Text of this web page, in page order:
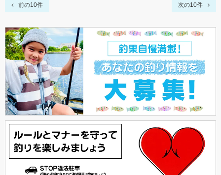
前の10件 次の10件